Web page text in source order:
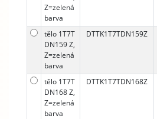
Z=zelená
barva
tělo 1T7T
DN159 Z,
Z=zelená
barva
DTTK1T7TDN159Z
tělo 1T7T
DN168 Z,
Z=zelená
barva
DTTK1T7TDN168Z